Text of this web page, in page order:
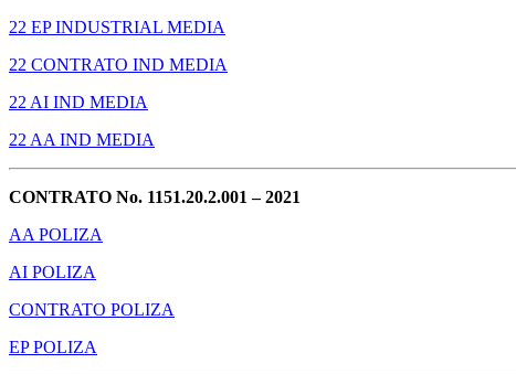
22 EP INDUSTRIAL MEDIA
22 CONTRATO IND MEDIA
22 AI IND MEDIA
22 AA IND MEDIA
CONTRATO No. 1151.20.2.001 – 2021
AA POLIZA
AI POLIZA
CONTRATO POLIZA
EP POLIZA